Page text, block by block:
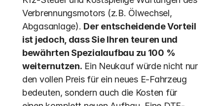
Verbrennungsmotors (z.B. Ölwechsel,
Abgasanlage). Der entscheidende Vorteil
ist jedoch, dass Sie Ihren teuren und
bewährten Spezialaufbau zu 100 %
weiternutzen. Ein Neukauf würde nicht nur
den vollen Preis für ein neues E-Fahrzeug
bedeuten, sondern auch die Kosten für